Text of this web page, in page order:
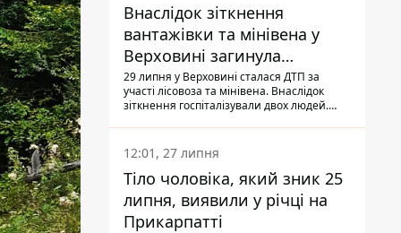
Внаслідок зіткнення
вантажівки та мінівена у
Верховині загинула
пасажирка, водійка - у
лікарні
29 липня у Верховині сталася ДТП за
участі лісовоза та мінівена. Внаслідок
зіткнення госпіталізували двох людей.
Також травми отримала водійка
автомобіля.
12:01, 27 липня
Тіло чоловіка, який зник 25
липня, виявили у річці на
Прикарпатті